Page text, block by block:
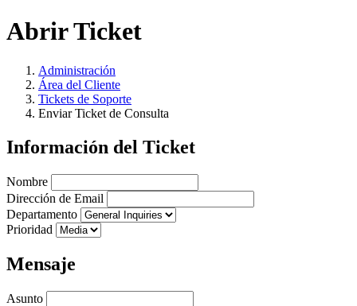
Abrir Ticket
Administración
Área del Cliente
Tickets de Soporte
Enviar Ticket de Consulta
Información del Ticket
Nombre
Dirección de Email
Departamento
Prioridad
Mensaje
Asunto